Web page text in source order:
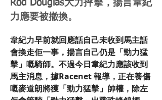
Rod Douglas大力抨擊，揚言韋紀
力應要被撤換。
韋紀力早前就回應話自己未收到馬主話
會換走佢一事，揚言自己仍是「勁力猛
擊」嘅騎師。不過今日韋紀力應該收到
馬主消息，據Racenet 報導，正在養傷
嘅麥道朗將獲「勁力猛擊」帥權，除左